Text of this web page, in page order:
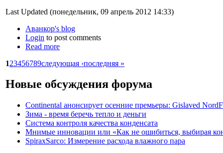
Last Updated (понедельник, 09 апрель 2012 14:33)
Аванкор's blog
Login to post comments
Read more
123456789следующая ›последняя »
Новые обсуждения форума
Continental анонсирует осенние премьеры: Gislaved
Зима - время беречь тепло и деньги
Система контроля качества конденсата
Мнимые инновации или «Как не ошибиться, выбирая
SpiraxSarco: Измерение расхода влажного пара